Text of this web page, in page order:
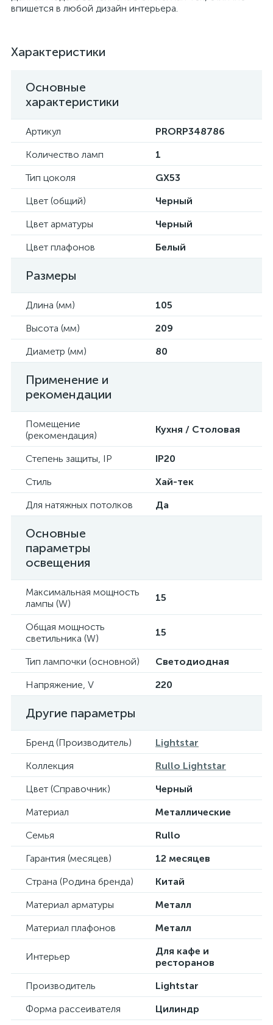
впишется в любой дизайн интерьера.
Характеристики
Основные
характеристики
Артикул
PRORP348786
Количество ламп
1
Тип цоколя
GX53
Цвет (общий)
Черный
Цвет арматуры
Черный
Цвет плафонов
Белый
Размеры
Длина (мм)
105
Высота (мм)
209
Диаметр (мм)
80
Применение и
рекомендации
Помещение
(рекомендация)
Кухня / Столовая
Степень защиты, IP
IP20
Стиль
Хай-тек
Для натяжных потолков
Да
Основные
параметры
освещения
Максимальная мощность
лампы (W)
15
Общая мощность
светильника (W)
15
Тип лампочки (основной)
Светодиодная
Напряжение, V
220
Другие параметры
Бренд (Производитель)
Lightstar
Коллекция
Rullo Lightstar
Цвет (Справочник)
Черный
Материал
Металлические
Семья
Rullo
Гарантия (месяцев)
12 месяцев
Страна (Родина бренда)
Китай
Материал арматуры
Металл
Материал плафонов
Металл
Интерьер
Для кафе и
ресторанов
Производитель
Lightstar
Форма рассеивателя
Цилиндр